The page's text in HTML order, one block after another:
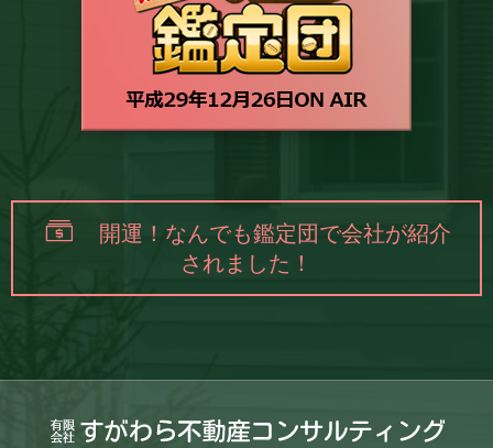
開運！なんでも鑑定団で会社が紹介
されました！